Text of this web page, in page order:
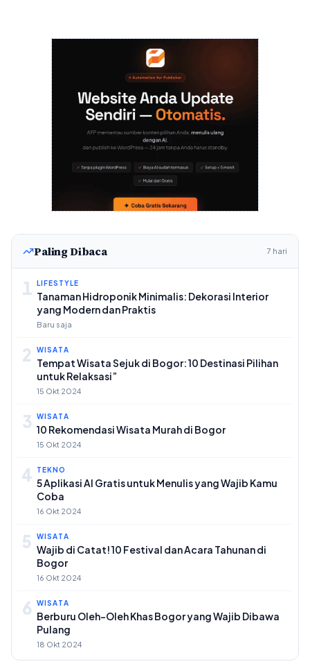
Paling Dibaca 7 hari
1 LIFESTYLE
Tanaman Hidroponik Minimalis: Dekorasi Interior
yang Modern dan Praktis
Baru saja
2 WISATA
Tempat Wisata Sejuk di Bogor: 10 Destinasi Pilihan
untuk Relaksasi”
15 Okt 2024
3 WISATA
10 Rekomendasi Wisata Murah di Bogor
15 Okt 2024
4 TEKNO
5 Aplikasi AI Gratis untuk Menulis yang Wajib Kamu
Coba
16 Okt 2024
5 WISATA
Wajib di Catat! 10 Festival dan Acara Tahunan di
Bogor
16 Okt 2024
6 WISATA
Berburu Oleh-Oleh Khas Bogor yang Wajib Dibawa
Pulang
18 Okt 2024